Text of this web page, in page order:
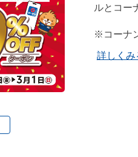
ルとコー
※コーナ
詳しくみ